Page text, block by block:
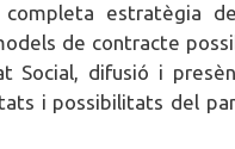
completa estratègia
de contracte
Social, difusió i
i possibilitats del